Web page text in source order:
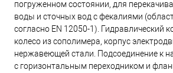
погруженном состоянии, для
воды и сточных вод с фекалиями
согласно EN 12050-1). Гидравлический
колесо из сополимера, корпус
нержавеющей стали. Подсоединение к
с горизонтальным переходником и